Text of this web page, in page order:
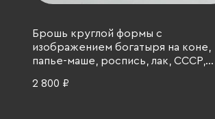
Брошь круглой формы с
изображением богатыря на коне,
папье-маше, роспись, лак, СССР,
2 800 ₽